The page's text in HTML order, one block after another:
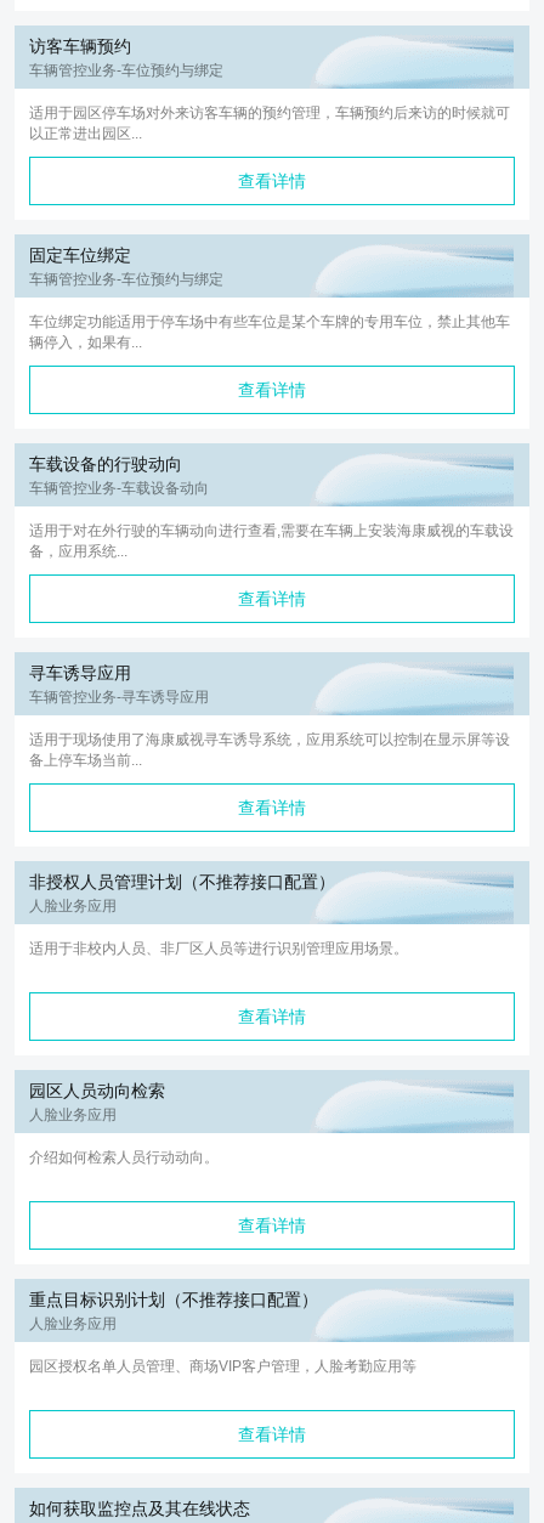
访客车辆预约
车辆管控业务-车位预约与绑定
适用于园区停车场对外来访客车辆的预约管理，车辆预约后来访的时候就可
以正常进出园区...
查看详情
固定车位绑定
车辆管控业务-车位预约与绑定
车位绑定功能适用于停车场中有些车位是某个车牌的专用车位，禁止其他车
辆停入，如果有...
查看详情
车载设备的行驶动向
车辆管控业务-车载设备动向
适用于对在外行驶的车辆动向进行查看,需要在车辆上安装海康威视的车载设
备，应用系统...
查看详情
寻车诱导应用
车辆管控业务-寻车诱导应用
适用于现场使用了海康威视寻车诱导系统，应用系统可以控制在显示屏等设
备上停车场当前...
查看详情
非授权人员管理计划（不推荐接口配置）
人脸业务应用
适用于非校内人员、非厂区人员等进行识别管理应用场景。
查看详情
园区人员动向检索
人脸业务应用
介绍如何检索人员行动动向。
查看详情
重点目标识别计划（不推荐接口配置）
人脸业务应用
园区授权名单人员管理、商场VIP客户管理，人脸考勤应用等
查看详情
如何获取监控点及其在线状态